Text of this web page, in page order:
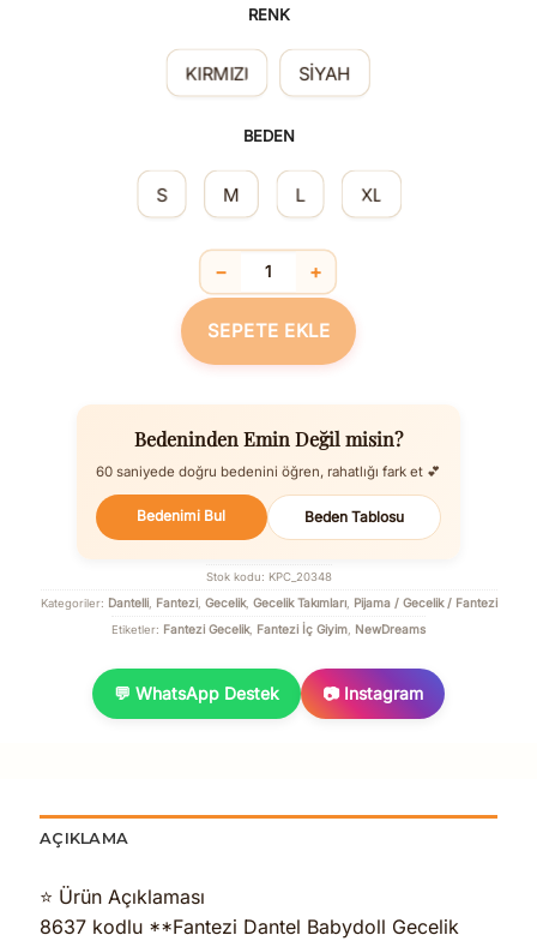
RENK
KIRMIZI SİYAH
BEDEN
S M L XL
Fantezi Dantel Babydoll Gecelik
− +
SEPETE EKLE
Bedeninden Emin Değil misin?
60 saniyede doğru bedenini öğren, rahatlığı fark et 💕
Bedenimi Bul Beden Tablosu
Stok kodu: KPC_20348
Kategoriler: Dantelli, Fantezi, Gecelik, Gecelik Takımları, Pijama / Gecelik / Fantezi
Etiketler: Fantezi Gecelik, Fantezi İç Giyim NewDreams
💬 WhatsApp Destek 📷 Instagram
AÇIKLAMA
⭐ Ürün Açıklaması
8637 kodlu **Fantezi Dantel Babydoll Gecelik